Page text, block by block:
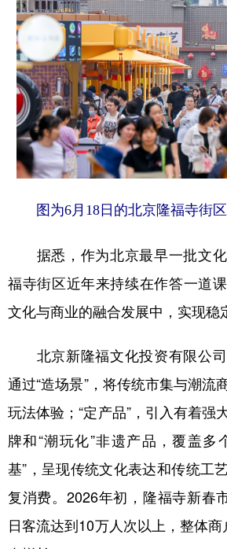
图为6月18日的北京隆福寺街区
据悉，作为北京最早一批文化
福寺街区近年来持续在作答一道
文化与商业的融合发展中，实现稳
北京新隆福文化投资有限公司
通过“造场景”，将传统市集与潮流
玩法体验；“定产品”，引入有着强
牌和“潮玩化”非遗产品，覆盖多
基”，呈现传统文化表达和传统工
复消费。2026年初，隆福寺新春
日客流达到10万人次以上，整体